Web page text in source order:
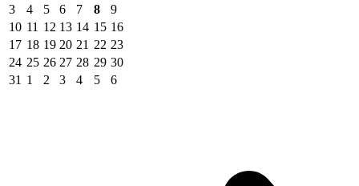
3
4 5 6 7 8
9
10 11 12 13 14 15 16
17 18 19 20 21 22 23
24 25 26 27 28 29 30
31 1 2 3 4 5 6